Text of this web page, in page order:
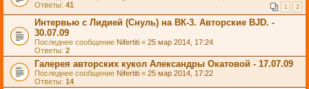
Ответы: 41 1 2
Интервью с Лидией (Снуль) на ВК-3. Авторские BJD. -
30.07.09
Последнее сообщение Nifertiti « 25 мар 2014, 17:24
Ответы: 2
Галерея авторских кукол Александры Окатовой - 17.07.09
Последнее сообщение Nifertiti « 25 мар 2014, 17:22
Ответы: 14